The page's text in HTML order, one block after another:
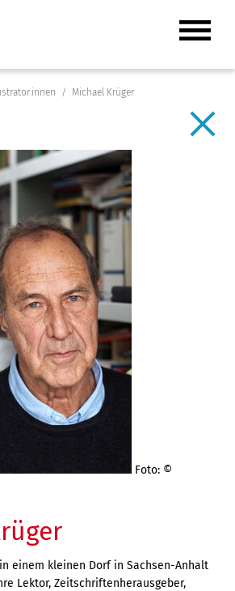
Michael Krüger
Foto: ©
in einem kleinen Dorf in Sachsen-Anhalt
Lektor, Zeitschriftenherausgeber,